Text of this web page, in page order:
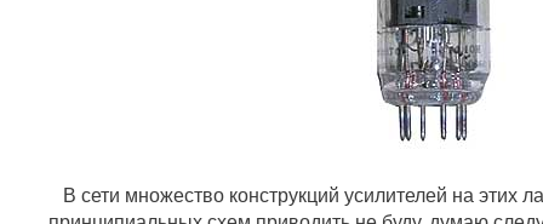
В сети множество конструкций усилителей на этих